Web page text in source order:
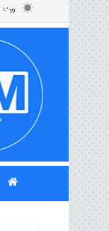
19
°C